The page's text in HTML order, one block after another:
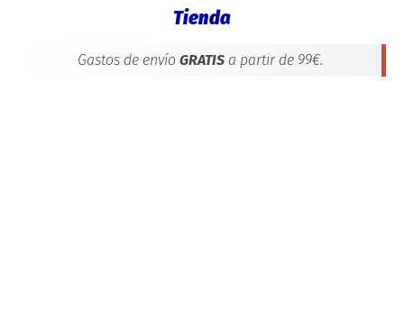
Tienda
Gastos de envío GRATISa partir de 99€.